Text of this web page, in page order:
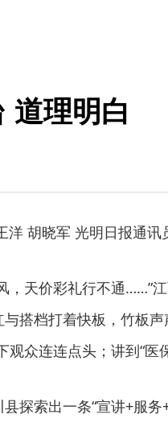
道理明白
胡晓军 光明日报通讯
天价彩礼行不通……”江
搭档打着快板，竹板
观众连连点头；讲到“医
索出一条“宣讲+服务